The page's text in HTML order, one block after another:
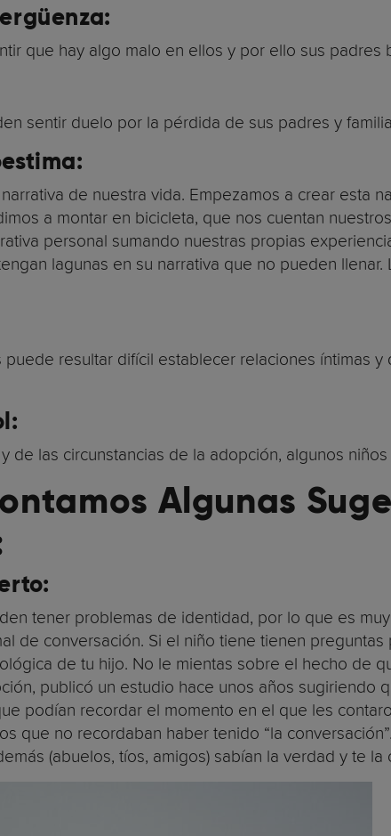
que hay algo malo en ellos y por ello sus
sentir duelo por la pérdida de sus padres y
de nuestra vida. Empezamos a crear esta
a montar en bicicleta, que nos cuentan
personal sumando nuestras propias
lagunas en su narrativa que no pueden
resultar difícil establecer relaciones íntimas
de las circunstancias de la adopción, algunos
Algunas
tener problemas de identidad, por lo que es
de conversación. Si el niño tiene tienen
de tu hijo. No le mientas sobre el hecho de
publicó un estudio hace unos años
podían recordar el momento en el que les
que no recordaban haber tenido “la
(abuelos, tíos, amigos) sabían la verdad y te la